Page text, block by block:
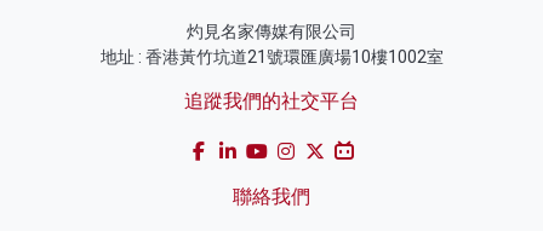
灼見名家傳媒有限公司
地址 : 香港黃竹坑道21號環匯廣場10樓1002室
追蹤我們的社交平台
聯絡我們